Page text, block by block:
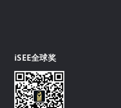
iSEE全球奖